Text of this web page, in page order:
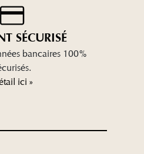
SÉCURISÉ
bancaires 100%
ici »